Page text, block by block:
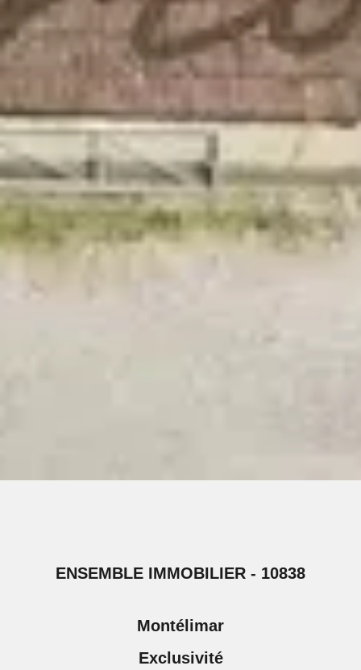
ENSEMBLE IMMOBILIER - 10838
Montélimar
Exclusivité